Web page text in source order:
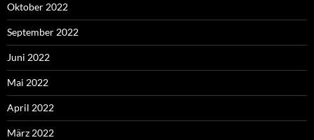
Oktober 2022
September 2022
Juni 2022
Mai 2022
April 2022
März 2022